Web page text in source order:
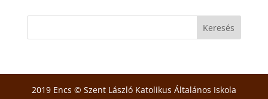
2019 Encs © Szent László Katolikus Általános Iskola